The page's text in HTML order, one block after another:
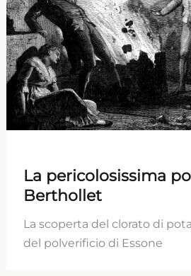
La pericolosissima
Berthollet
La scoperta del clorato di
del polverificio di Essone